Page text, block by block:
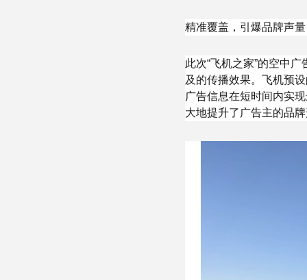
精准覆盖，引爆品牌声量
此次“飞机之家”的空中
及的传播效果。飞机预
广告信息在短时间内实
大地提升了广告主的品